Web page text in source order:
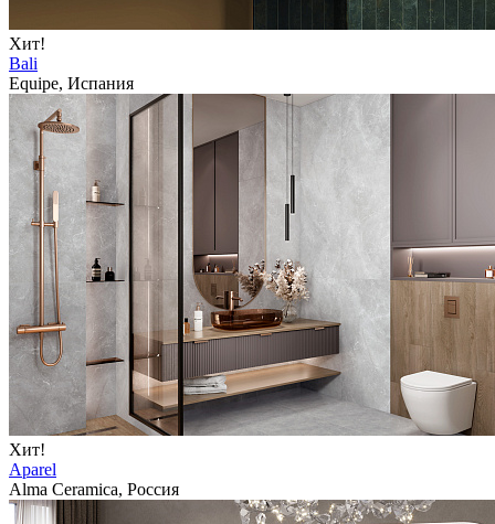
Хит!
Bali
Equipe, Испания
Хит!
Aparel
Alma Ceramica, Россия